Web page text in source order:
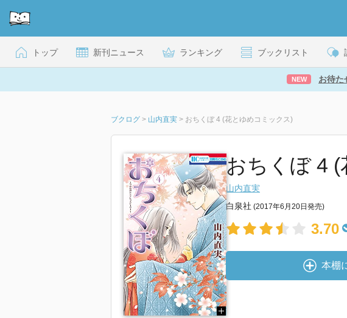
トップ 新刊ニュース ランキング ブックリスト
NEW お待た
ブクログ > 山内直実 > おちくぼ 4 (花とゆめコミックス)
おちくぼ 4
山内直実
白泉社 (2017年6月20日発売)
3.70
本棚